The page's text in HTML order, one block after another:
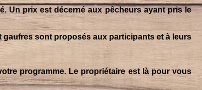
Un prix est décerné aux pêcheurs ayant pris le
sont proposés aux participants et à leurs
programme. Le propriétaire est là pour vous